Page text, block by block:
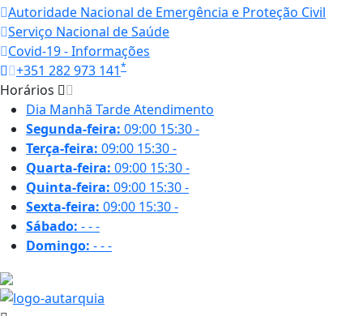
Autoridade Nacional de Emergência e Proteção Civil
Serviço Nacional de Saúde
Covid-19 - Informações
+351 282 973 141*
Horários
Dia Manhã TardeAtendimento
Segunda-feira: 09:00 15:30-
Terça-feira: 09:00 15:30-
Quarta-feira: 09:00 15:30-
Quinta-feira: 09:00 15:30-
Sexta-feira: 09:00 15:30-
Sábado: ---
Domingo: ---